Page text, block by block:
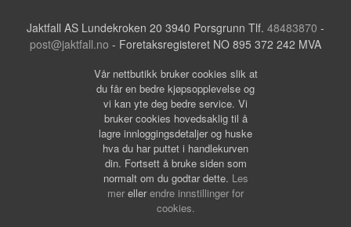
Jaktfall AS Lundekroken 20 3940 Porsgrunn Tlf. 48483870 -
post@jaktfall.no - Foretaksregisteret NO 895 372 242 MVA
Vår nettbutikk bruker cookies slik at
du får en bedre kjøpsopplevelse og
vi kan yte deg bedre service. Vi
bruker cookies hovedsaklig til å
lagre innloggingsdetaljer og huske
hva du har puttet i handlekurven
din. Fortsett å bruke siden som
normalt om du godtar dette. Les
mer ellerendre innstillinger for
cookies.